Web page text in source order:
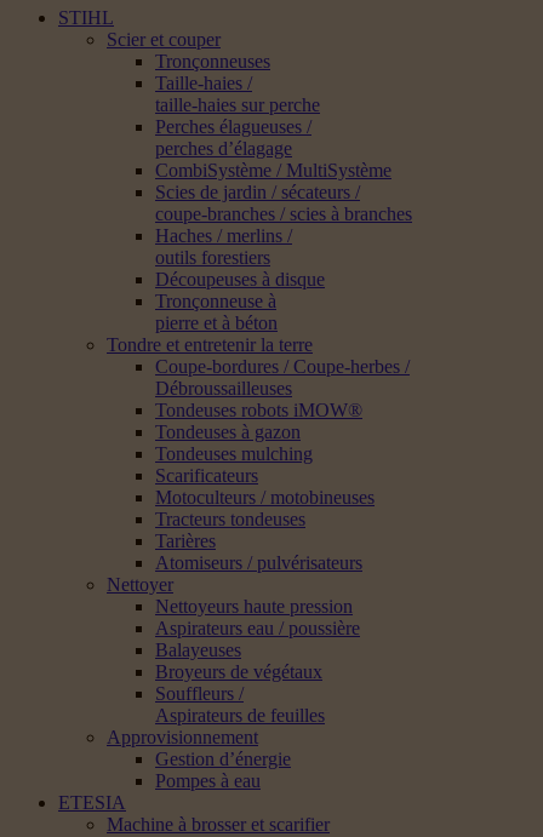
STIHL
Scier et couper
Tronçonneuses
Taille-haies /
taille-haies sur perche
Perches élagueuses /
perches d’élagage
CombiSystème / MultiSystème
Scies de jardin / sécateurs /
coupe-branches / scies à branches
Haches / merlins /
outils forestiers
Découpeuses à disque
Tronçonneuse à
pierre et à béton
Tondre et entretenir la terre
Coupe-bordures / Coupe-herbes /
Débroussailleuses
Tondeuses robots iMOW®
Tondeuses à gazon
Tondeuses mulching
Scarificateurs
Motoculteurs / motobineuses
Tracteurs tondeuses
Tarières
Atomiseurs / pulvérisateurs
Nettoyer
Nettoyeurs haute pression
Aspirateurs eau / poussière
Balayeuses
Broyeurs de végétaux
Souffleurs /
Aspirateurs de feuilles
Approvisionnement
Gestion d’énergie
Pompes à eau
ETESIA
Machine à brosser et scarifier